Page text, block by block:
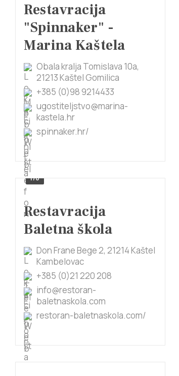
Restavracija
"Spinnaker" -
Marina Kaštela
Obala kralja Tomislava 10a,
21213 Kaštel Gomilica
+385 (0)98 9214433
ugostiteljstvo@marina-
kastela.hr
spinnaker.hr/
1/8
Restavracija
Baletna škola
Don Frane Bege 2, 21214 Kaštel
Kambelovac
+385 (0)21 220 208
info@restoran-
baletnaskola.com
restoran-baletnaskola.com/